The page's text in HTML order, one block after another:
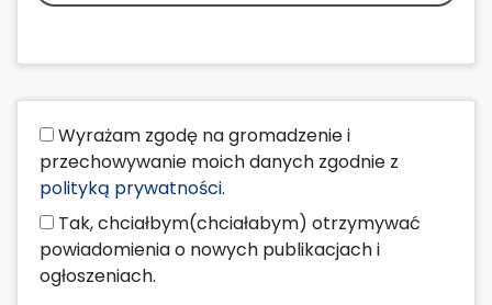
przechowywanie moich danych zgodnie z
polityką prywatności.
powiadomienia o nowych publikacjach i
ogłoszeniach.